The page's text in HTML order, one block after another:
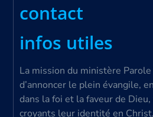
contact
infos utiles
La mission du ministère
d’annoncer le plein évangile,
dans la foi et la faveur de
croyants leur identité en